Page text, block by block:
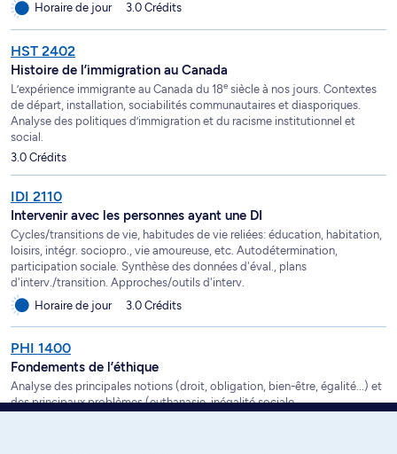
Horaire de jour
3.0 Crédits
HST 2402
Histoire de l’immigration au Canada
L’expérience immigrante au Canada du 18e siècle à nos jours. Contextes
de départ, installation, sociabilités communautaires et diasporiques.
Analyse des politiques d’immigration et du racisme institutionnel et
social.
3.0 Crédits
IDI 2110
Intervenir avec les personnes ayant une DI
Cycles/transitions de vie, habitudes de vie reliées: éducation, habitation,
loisirs, intégr. sociopro., vie amoureuse, etc. Autodétermination,
participation sociale. Synthèse des données d'éval., plans
d'interv./transition. Approches/outils d'interv.
Horaire de jour
3.0 Crédits
PHI 1400
Fondements de l’éthique
Analyse des principales notions (droit, obligation, bien-être, égalité...) et
des principaux problèmes (euthanasie, inégalité sociale,